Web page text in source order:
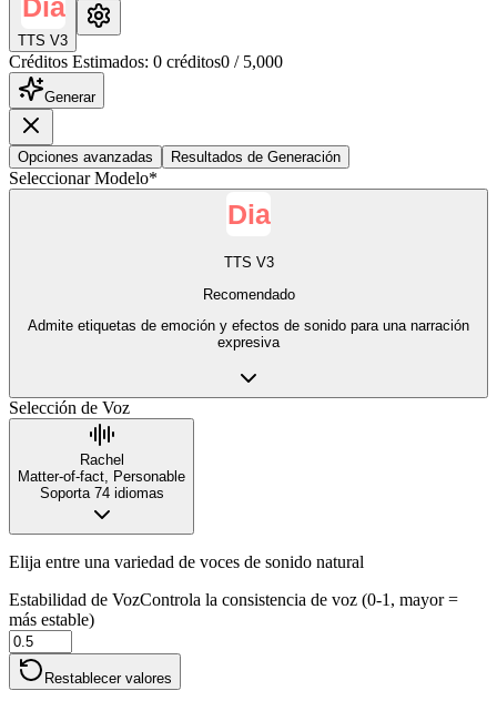
TTS V3
Créditos Estimados: 0 créditos0 / 5,000
Generar
Opciones avanzadas Resultados de Generación
Seleccionar Modelo*
TTS V3
Recomendado
Admite etiquetas de emoción y efectos de sonido para una narración
expresiva
Selección de Voz
Rachel
Matter-of-fact, Personable
Soporta 74 idiomas
Elija entre una variedad de voces de sonido natural
Estabilidad de VozControla la consistencia de voz (0-1, mayor =
más estable)
Restablecer valores